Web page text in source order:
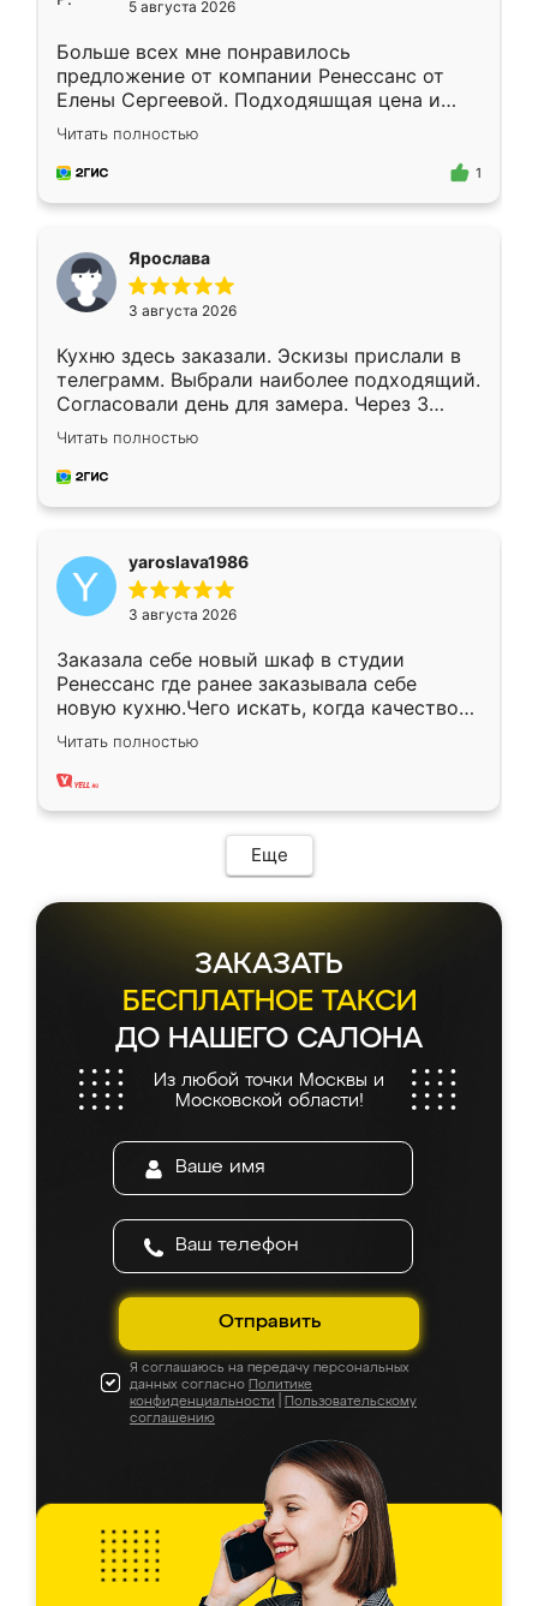
5 августа 2026
Больше всех мне понравилось
предложение от компании Ренессанс от
Елены Сергеевой. Подходяшщая цена и
короткие сроки изготовления. Приехавший
для замера сотрудник Владислав
предложил по моему эскизу самый
Читать полностью
1
Ярослава
3 августа 2026
Кухню здесь заказали. Эскизы прислали в
телеграмм. Выбрали наиболее подходящий.
Согласовали день для замера. Через 3
недели кухня была уже готова. Остались
довольны работой. Спасибо Ренессанс
мебель за качественную работу!
Читать полностью
yaroslava1986
3 августа 2026
Заказала себе новый шкаф в студии
Ренессанс где ранее заказывала себе
новую кухню.Чего искать, когда качеством
вполне довольна. Служит кухня уже почти
два года, нареканий нет.
Читать полностью
Еще
ЗАКАЗАТЬ
БЕСПЛАТНОЕ ТАКСИ
ДО НАШЕГО САЛОНА
Из любой точки Москвы и
Московской области!
Отправить
Я соглашаюсь на передачу персональных
данных согласно Политике
конфиденциальности
Пользовательскому
соглашению